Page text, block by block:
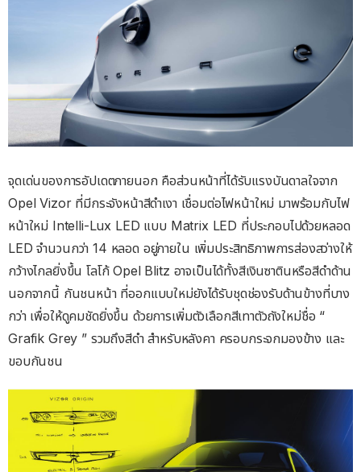
จุดเด่นของการอัปเดตภายนอก คือส่วนหน้าที่ได้รับแรงบันดาลใจจาก
Opel Vizor ที่มีกระจังหน้าสีดําเงา เชื่อมต่อไฟหน้าใหม่ มาพร้อมกับไฟ
หน้าใหม่ Intelli-Lux LED แบบ Matrix LED ที่ประกอบไปด้วยหลอด
LED จำนวนกว่า 14 หลอด อยู่ภายใน เพิ่มประสิทธิภาพการส่องสว่างให้
กว้างไกลยิ่งขึ้น โลโก้ Opel Blitz อาจเป็นได้ทั้งสีเงินซาตินหรือสีดําด้าน
นอกจากนี้ กันชนหน้า ที่ออกแบบใหม่ยังได้รับชุดช่องรับด้านข้างที่บาง
กว่า เพื่อให้ดูคมชัดยิ่งขึ้น ด้วยการเพิ่มตัวเลือกสีเทาตัวถังใหม่ชื่อ “
Grafik Grey ” รวมถึงสีดํา สําหรับหลังคา ครอบกระจกมองข้าง และ
ขอบกันชน